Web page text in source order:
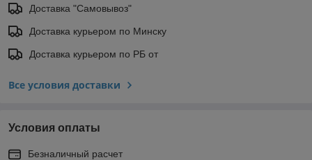
Доставка "Самовывоз"
Доставка курьером по Минску
Доставка курьером по РБ от
Все условия доставки
Условия оплаты
Безналичный расчет